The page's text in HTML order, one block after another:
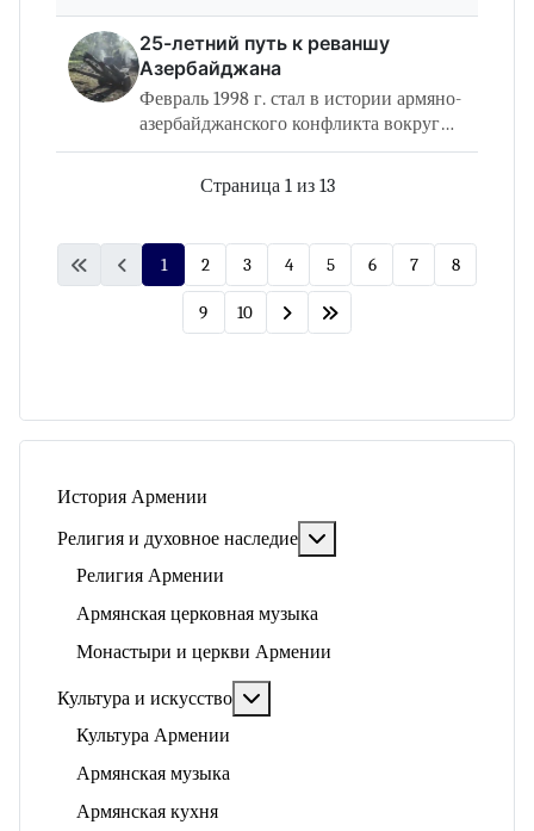
История Армении
Религия и духовное наследие
Религия Армении
Армянская церковная музыка
Монастыри и церкви Армении
Культура и искусство
Культура Армении
Армянская музыка
Армянская кухня
но­ября 2020 г.) было во многом
обусловлено общей региональной и
глобаль­ной атмосферой
напряженности, а…
25-летний путь к реваншу
Азербайджана
Февраль 1998 г. стал в истории армяно-
азербайджанского конфликта во­круг
Нагорного Карабаха тем Рубиконом,
после которого мирное урегулиро­вание
проблемы оказалось невозможным, а…
Страница 1 из 13
1 2 3 4 5 6 7 8
9 10